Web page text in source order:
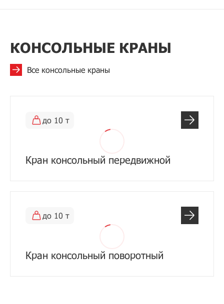
КОНСОЛЬНЫЕ КРАНЫ
Все консольные краны
до 10 т
Кран консольный передвижной
до 10 т
Кран консольный поворотный